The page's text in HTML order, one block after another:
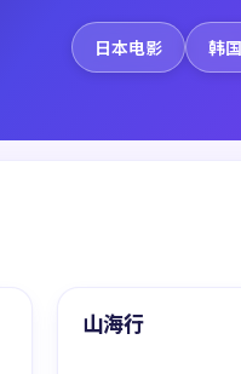
日本电影 韩
精选
山海行